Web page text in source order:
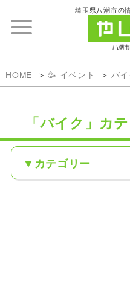
埼玉県八潮市の
HOME 🥳 イベント バイ
「バイク」カ
カテゴリー